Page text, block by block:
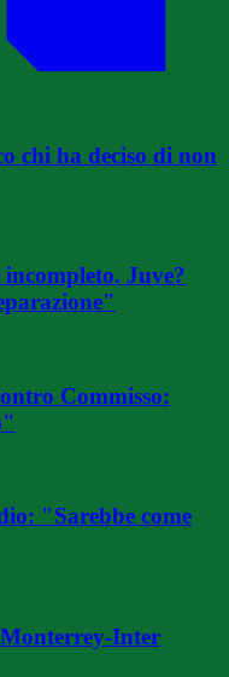
chi ha deciso di non
Juve?
Commisso:
"Sarebbe come
Inter